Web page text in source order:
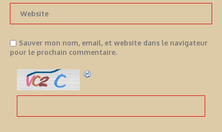
Sauver mon nom, email, et website dans le navigateur
pour le prochain commentaire.